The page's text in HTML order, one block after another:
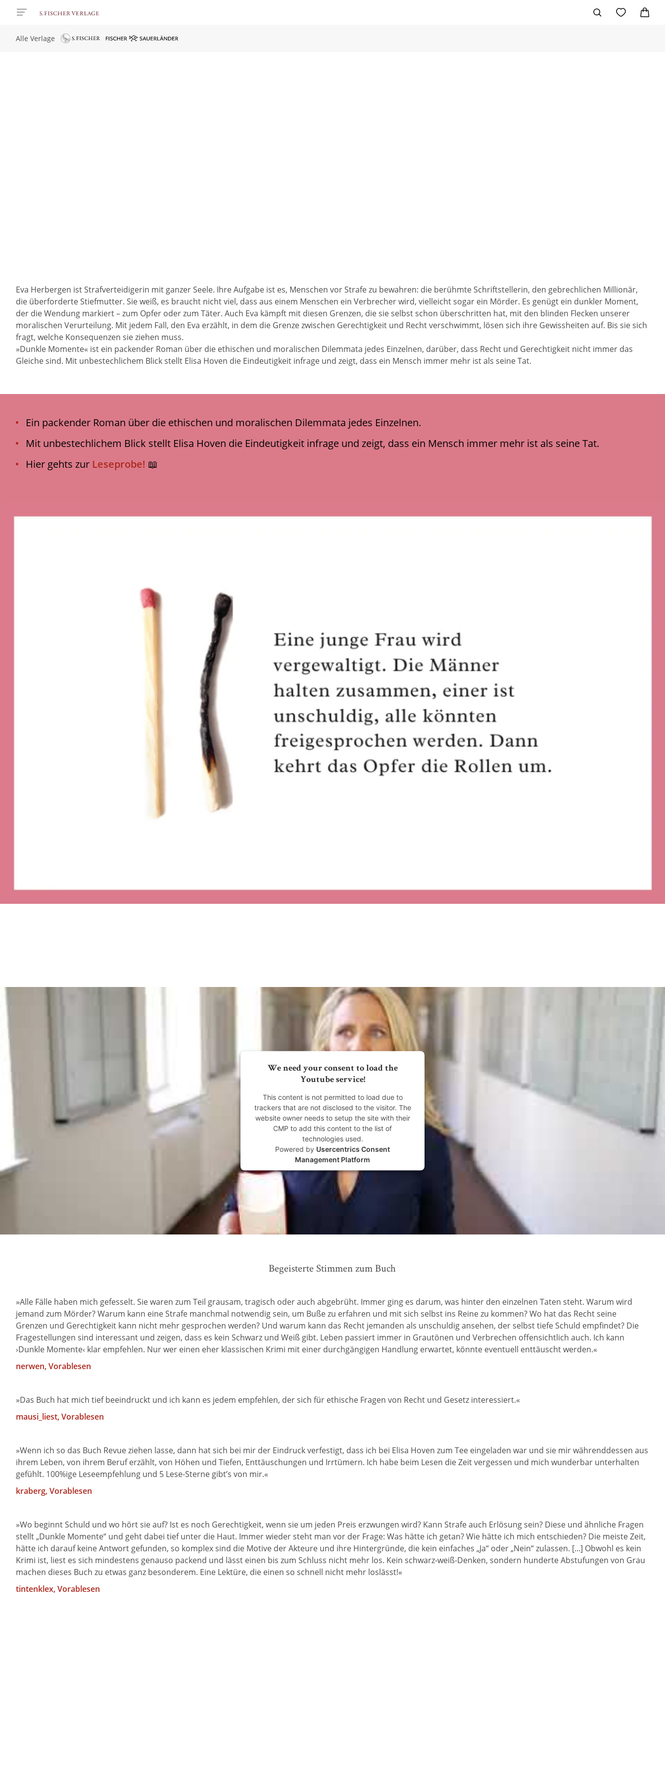
Alle Verlage
Eva Herbergen ist Strafverteidigerin mit ganzer Seele. Ihre Aufgabe ist es, Menschen vor Strafe zu bewahren: die berühmte Schriftstellerin, den gebrechlichen Millionär,
die überforderte Stiefmutter. Sie weiß, es braucht nicht viel, dass aus einem Menschen ein Verbrecher wird, vielleicht sogar ein Mörder. Es genügt ein dunkler Moment,
der die Wendung markiert – zum Opfer oder zum Täter. Auch Eva kämpft mit diesen Grenzen, die sie selbst schon überschritten hat, mit den blinden Flecken unserer
moralischen Verurteilung. Mit jedem Fall, den Eva erzählt, in dem die Grenze zwischen Gerechtigkeit und Recht verschwimmt, lösen sich ihre Gewissheiten auf. Bis sie sich
fragt, welche Konsequenzen sie ziehen muss.
»Dunkle Momente« ist ein packender Roman über die ethischen und moralischen Dilemmata jedes Einzelnen, darüber, dass Recht und Gerechtigkeit nicht immer das
Gleiche sind. Mit unbestechlichem Blick stellt Elisa Hoven die Eindeutigkeit infrage und zeigt, dass ein Mensch immer mehr ist als seine Tat.
Ein packender Roman über die ethischen und moralischen Dilemmata jedes Einzelnen.
Mit unbestechlichem Blick stellt Elisa Hoven die Eindeutigkeit infrage und zeigt, dass ein Mensch immer mehr ist als seine Tat.
Hier gehts zur Leseprobe! 📖
We need your consent to load the
Youtube service!
This content is not permitted to load due to
trackers that are not disclosed to the visitor. The
website owner needs to setup the site with their
CMP to add this content to the list of
technologies used.
Powered by Usercentrics Consent
Management Platform
Begeisterte Stimmen zum Buch
»Alle Fälle haben mich gefesselt. Sie waren zum Teil grausam, tragisch oder auch abgebrüht. Immer ging es darum, was hinter den einzelnen Taten steht. Warum wird
jemand zum Mörder? Warum kann eine Strafe manchmal notwendig sein, um Buße zu erfahren und mit sich selbst ins Reine zu kommen? Wo hat das Recht seine
Grenzen und Gerechtigkeit kann nicht mehr gesprochen werden? Und warum kann das Recht jemanden als unschuldig ansehen, der selbst tiefe Schuld empfindet? Die
Fragestellungen sind interessant und zeigen, dass es kein Schwarz und Weiß gibt. Leben passiert immer in Grautönen und Verbrechen offensichtlich auch. Ich kann
›Dunkle Momente‹ klar empfehlen. Nur wer einen eher klassischen Krimi mit einer durchgängigen Handlung erwartet, könnte eventuell enttäuscht werden.«
nerwen, Vorablesen
»Das Buch hat mich tief beeindruckt und ich kann es jedem empfehlen, der sich für ethische Fragen von Recht und Gesetz interessiert.«
mausi_liest, Vorablesen
»Wenn ich so das Buch Revue ziehen lasse, dann hat sich bei mir der Eindruck verfestigt, dass ich bei Elisa Hoven zum Tee eingeladen war und sie mir währenddessen aus
ihrem Leben, von ihrem Beruf erzählt, von Höhen und Tiefen, Enttäuschungen und Irrtümern. Ich habe beim Lesen die Zeit vergessen und mich wunderbar unterhalten
gefühlt. 100%ige Leseempfehlung und 5 Lese-Sterne gibt’s von mir.«
kraberg, Vorablesen
»Wo beginnt Schuld und wo hört sie auf? Ist es noch Gerechtigkeit, wenn sie um jeden Preis erzwungen wird? Kann Strafe auch Erlösung sein? Diese und ähnliche Fragen
stellt „Dunkle Momente“ und geht dabei tief unter die Haut. Immer wieder steht man vor der Frage: Was hätte ich getan? Wie hätte ich mich entschieden? Die meiste Zeit,
hätte ich darauf keine Antwort gefunden, so komplex sind die Motive der Akteure und ihre Hintergründe, die kein einfaches „Ja“ oder „Nein“ zulassen. [...] Obwohl es kein
Krimi ist, liest es sich mindestens genauso packend und lässt einen bis zum Schluss nicht mehr los. Kein schwarz-weiß-Denken, sondern hunderte Abstufungen von Grau
machen dieses Buch zu etwas ganz besonderem. Eine Lektüre, die einen so schnell nicht mehr loslässt!«
tintenklex, Vorablesen